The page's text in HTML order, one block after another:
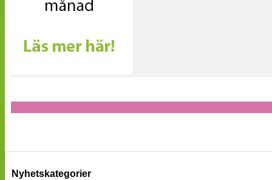
Nyhetskategorier